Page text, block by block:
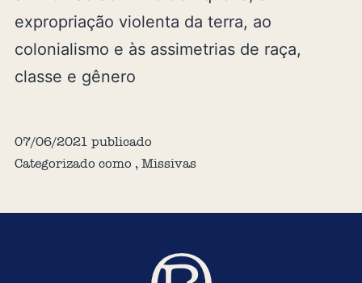
expropriação violenta da terra, ao
colonialismo e às assimetrias de raça,
classe e gênero
07/06/2021 publicado
Categorizado como , Missivas